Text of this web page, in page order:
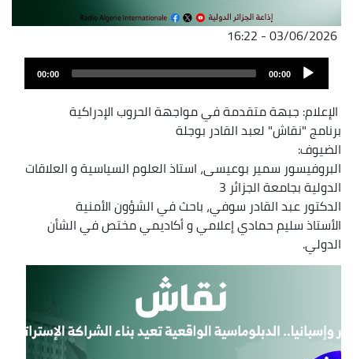
03/06/2026 - 16:22
ملف
الصوت
Audio
Player
00:00
00:00
الإعلام: جبهة متقدمة في مواجهة الحروب الإدراكية
برنامج "نقاش" لعبد القادر بوجلة
الضيوف:
البروفيسور سمير بوعيسى، استاذ العلوم السياسية و العلاقات
الدولية بجامعة الجزائر 3
الدكتور عبد القادر سوفي، باحث في الشؤون الأمنية
الأستاذ سليم حمادي إعلامي و أكاديمي مختص في الشأن
الدولي.